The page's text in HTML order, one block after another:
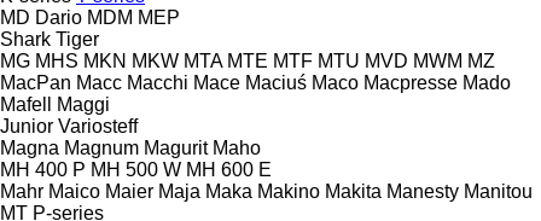
MD Dario MDM MEP
Shark Tiger
MG MHS MKN MKW MTA MTE MTF MTU MVD MWM MZ
MacPan Macc Macchi Mace Maciuś Maco Macpresse Mado
Mafell
Maggi
Junior Variosteff
Magna Magnum Magurit Maho
MH 400 P MH 500 W MH 600 E
Mahr Maico Maier Maja Maka Makino Makita Manesty Manitou
MT P-series